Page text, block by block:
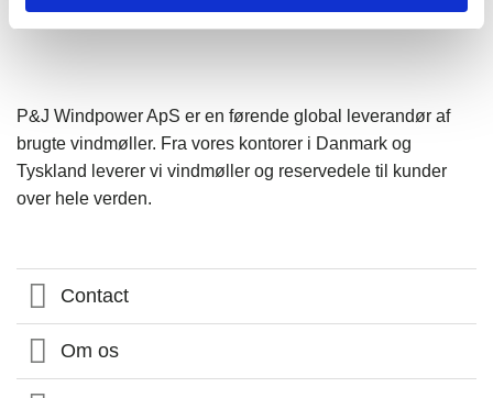
P&J Windpower ApS er en førende global leverandør af
brugte vindmøller. Fra vores kontorer i Danmark og
Tyskland leverer vi vindmøller og reservedele til kunder
over hele verden.
Contact
Om os